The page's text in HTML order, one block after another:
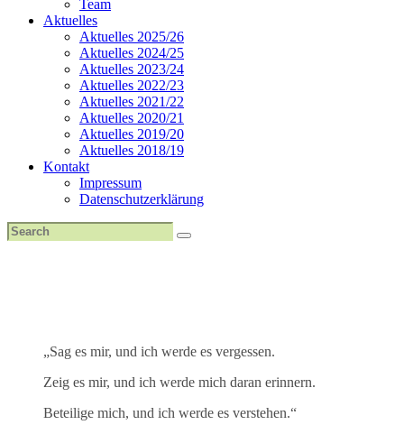
Team
Aktuelles
Aktuelles 2025/26
Aktuelles 2024/25
Aktuelles 2023/24
Aktuelles 2022/23
Aktuelles 2021/22
Aktuelles 2020/21
Aktuelles 2019/20
Aktuelles 2018/19
Kontakt
Impressum
Datenschutzerklärung
„Sag es mir, und ich werde es vergessen.
Zeig es mir, und ich werde mich daran erinnern.
Beteilige mich, und ich werde es verstehen.“